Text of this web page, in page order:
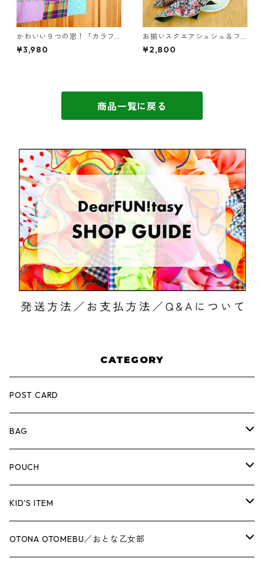
かわいい９つの窓！「カラフ
ルパッチワークのレッスンバ
ッグ」／入園入学準備に！
¥3,980
お揃いスクエアシュシュ＆フ
リル巾着セット／シンプル
【おとな乙女部】
¥2,800
商品一覧に戻る
CATEGORY
POST CARD
BAG
ひとつまがり道トート
なかまたちトート
Chestnut／ねこのチェスナット
お散歩トート（A4サイズ）
POUCH
COLORFUL FRILL POUCH
MINI POUCH
KID'S ITEM
移動ポケット
OTONA OTOMEBU／おとな乙女部